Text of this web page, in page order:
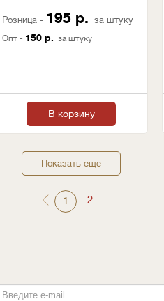
Розница - 195 р. за штуку
Опт - 150 р. за штуку
В корзину
Показать еще
1 2